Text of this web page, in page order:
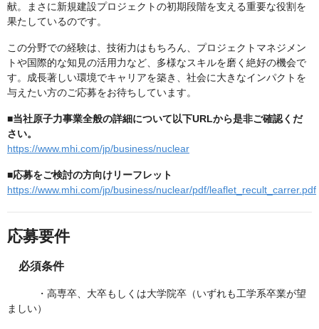
献。まさに新規建設プロジェクトの初期段階を支える重要な役割を
果たしているのです。
この分野での経験は、技術力はもちろん、プロジェクトマネジメン
トや国際的な知見の活用力など、多様なスキルを磨く絶好の機会で
す。成長著しい環境でキャリアを築き、社会に大きなインパクトを
与えたい方のご応募をお待ちしています。
■当社原子力事業全般の詳細について以下URLから是非ご確認くだ
さい。
https://www.mhi.com/jp/business/nuclear
■応募をご検討の方向けリーフレット
https://www.mhi.com/jp/business/nuclear/pdf/leaflet_recult_carrer.pdf
応募要件
必須条件
・高専卒、大卒もしくは大学院卒（いずれも工学系卒業が望
ましい）